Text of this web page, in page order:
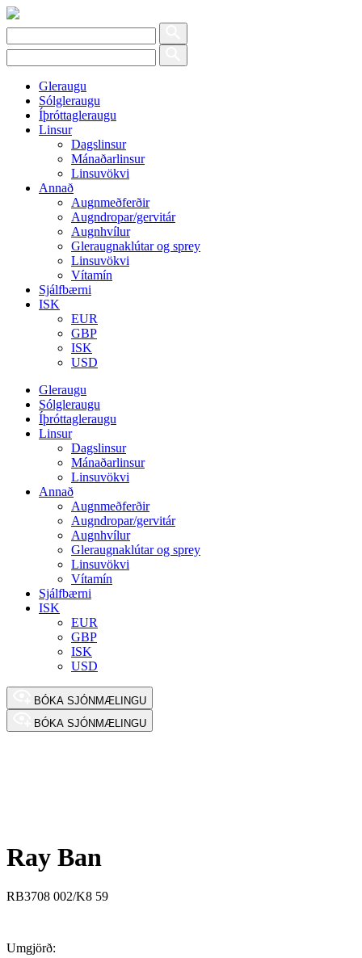
Gleraugu
Sólgleraugu
Íþróttagleraugu
Linsur
Dagslinsur
Mánaðarlinsur
Linsuvökvi
Annað
Augnmeðferðir
Augndropar/gervitár
Augnhvílur
Gleraugnaklútar og sprey
Linsuvökvi
Vítamín
Sjálfbærni
ISK
EUR
GBP
ISK
USD
Gleraugu
Sólgleraugu
Íþróttagleraugu
Linsur
Dagslinsur
Mánaðarlinsur
Linsuvökvi
Annað
Augnmeðferðir
Augndropar/gervitár
Augnhvílur
Gleraugnaklútar og sprey
Linsuvökvi
Vítamín
Sjálfbærni
ISK
EUR
GBP
ISK
USD
BÓKA SJÓNMÆLINGU
BÓKA SJÓNMÆLINGU
Ray Ban
RB3708 002/K8 59
Umgjörð: